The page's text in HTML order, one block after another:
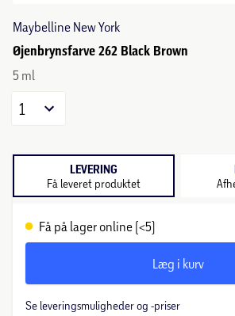
Maybelline New York
Øjenbrynsfarve 262 Black Brown
5 ml
1
LEVERING
Få leveret produktet
Få på lager online (<5)
Læg i kurv
Se leveringsmuligheder og -priser